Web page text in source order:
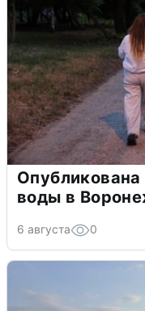
воды в
6 августа 0